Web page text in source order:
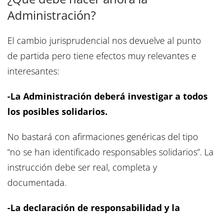
Administración?
El cambio jurisprudencial nos devuelve al punto
de partida pero tiene efectos muy relevantes e
interesantes:
-La Administración deberá investigar a todos
los posibles solidarios.
No bastará con afirmaciones genéricas del tipo
“no se han identificado responsables solidarios”. La
instrucción debe ser real, completa y
documentada.
-La declaración de responsabilidad y la